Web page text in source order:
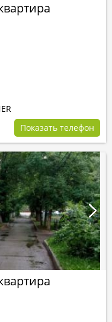
Показать телефон